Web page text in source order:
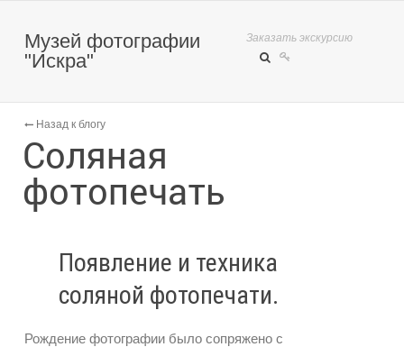
Музей фотографии
"Искра"
Заказать экскурсию
Назад к блогу
Соляная
фотопечать
Появление и техника
соляной фотопечати.
Рождение фотографии было сопряжено с